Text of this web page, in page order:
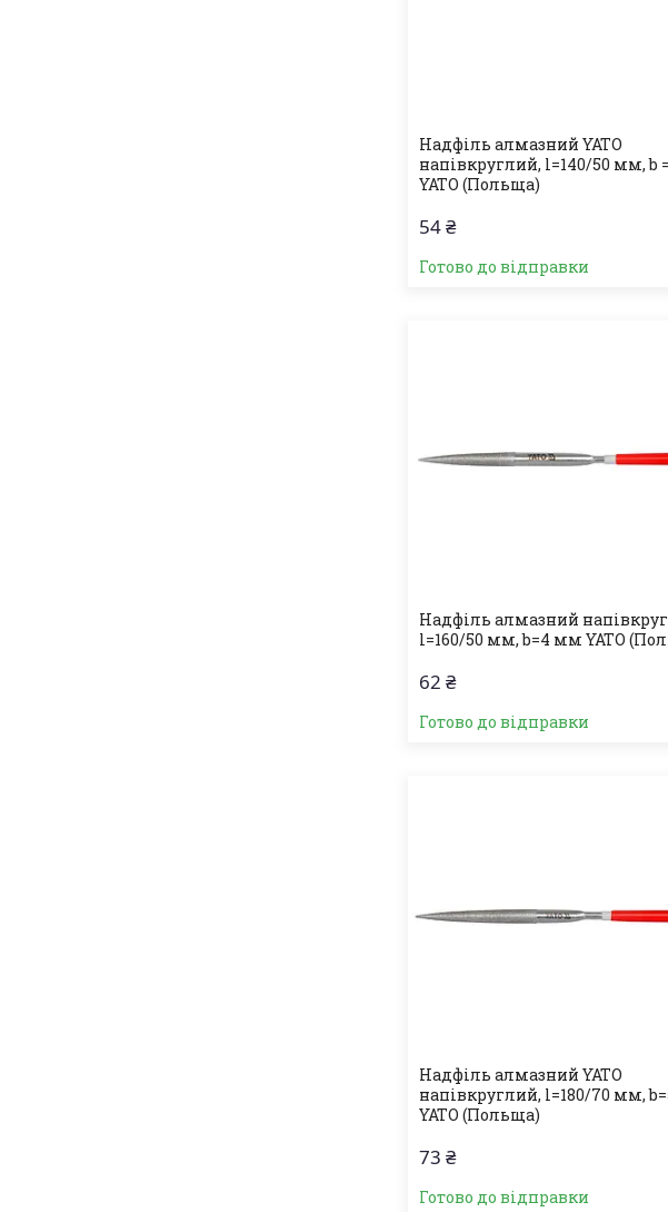
Надфіль алмазний YATO
напівкруглий, l=140/50 мм, b
YATO (Польща)
54 ₴
Готово до відправки
Надфіль алмазний
l=160/50 мм, b=4 мм YATO
62 ₴
Готово до відправки
Надфіль алмазний YATO
напівкруглий, l=180/70 мм,
YATO (Польща)
73 ₴
Готово до відправки